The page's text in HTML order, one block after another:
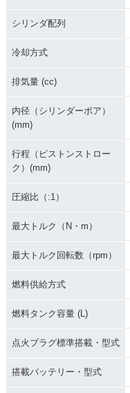
シリンダ配列
冷却方式
排気量 (cc)
内径（シリンダーボア）
(mm)
行程（ピストンストロー
ク）(mm)
圧縮比（:1）
最大トルク（N・m）
最大トルク回転数（rpm）
燃料供給方式
燃料タンク容量 (L)
点火プラグ標準搭載・型式
搭載バッテリー・型式